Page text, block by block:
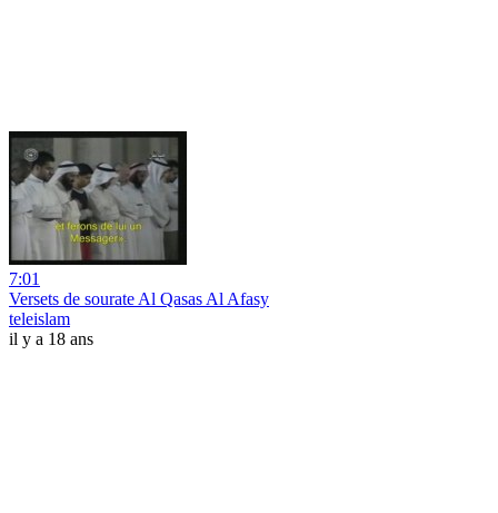
7:01
Versets de sourate Al Qasas Al Afasy
teleislam
il y a 18 ans